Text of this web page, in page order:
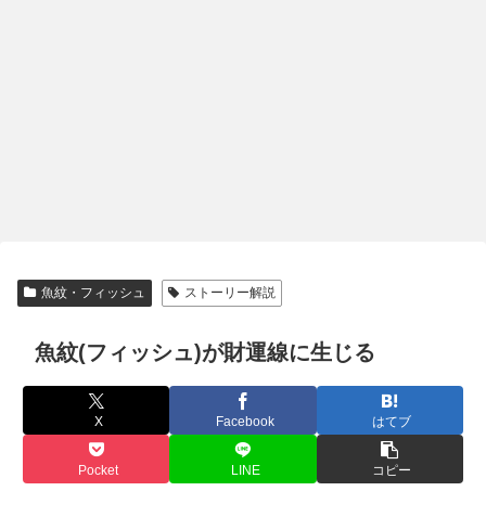
魚紋・フィッシュ ストーリー解説
魚紋(フィッシュ)が財運線に生じる
X Facebook はてブ
Pocket LINE コピー